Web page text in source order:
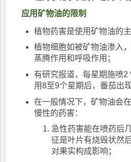
应用矿物油的限制
植物药害是使用矿物油的主
植物细胞如被矿物油渗入
蒸腾作用和呼吸作用；
有研究报道，每星期施喷2
用8至9个星期后，番茄出
在一般情况下，矿物油会
慢性的药害：
急性药害能在喷药后
征是叶片有烧毁状然
对果实构成影响；